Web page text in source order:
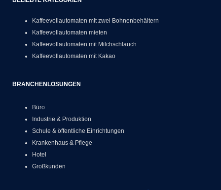
Kaffeevollautomaten mit zwei Bohnenbehältern
Kaffeevollautomaten mieten
Kaffeevollautomaten mit Milchschlauch
Kaffeevollautomaten mit Kakao
BRANCHENLÖSUNGEN
Büro
Industrie & Produktion
Schule & öffentliche Einrichtungen
Krankenhaus & Pflege
Hotel
Großkunden